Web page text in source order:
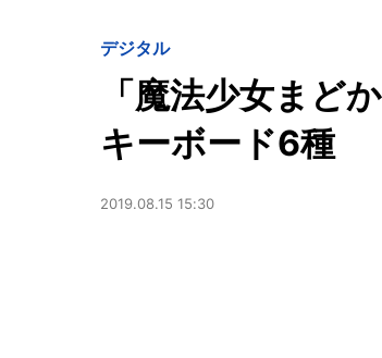
デジタル
「魔法少女まど
キーボード6種
2019.08.15 15:30